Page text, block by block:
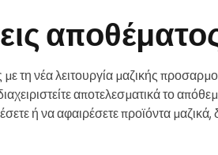
τη νέα λειτουργία μαζικής
αποτελεσματικά το
ή να αφαιρέσετε προϊόντα μαζικά,